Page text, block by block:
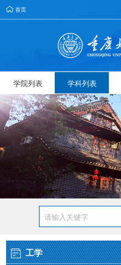
首页
学院列表 学科列表
工学